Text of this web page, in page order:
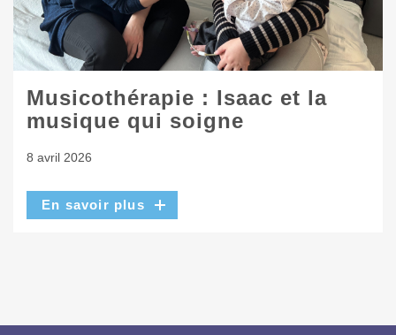
Musicothérapie : Isaac et la
musique qui soigne
8 avril 2026
En savoir plus